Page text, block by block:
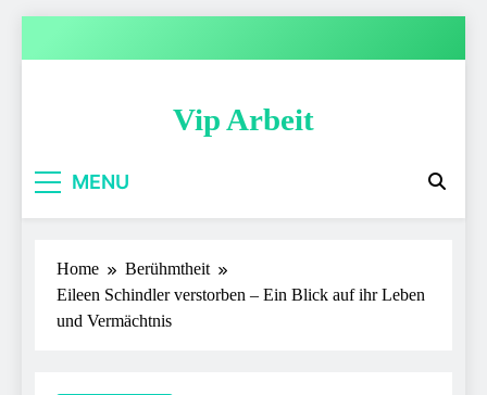
Vip Arbeit
MENU
Home
Berühmtheit
Eileen Schindler verstorben – Ein Blick auf ihr Leben
und Vermächtnis